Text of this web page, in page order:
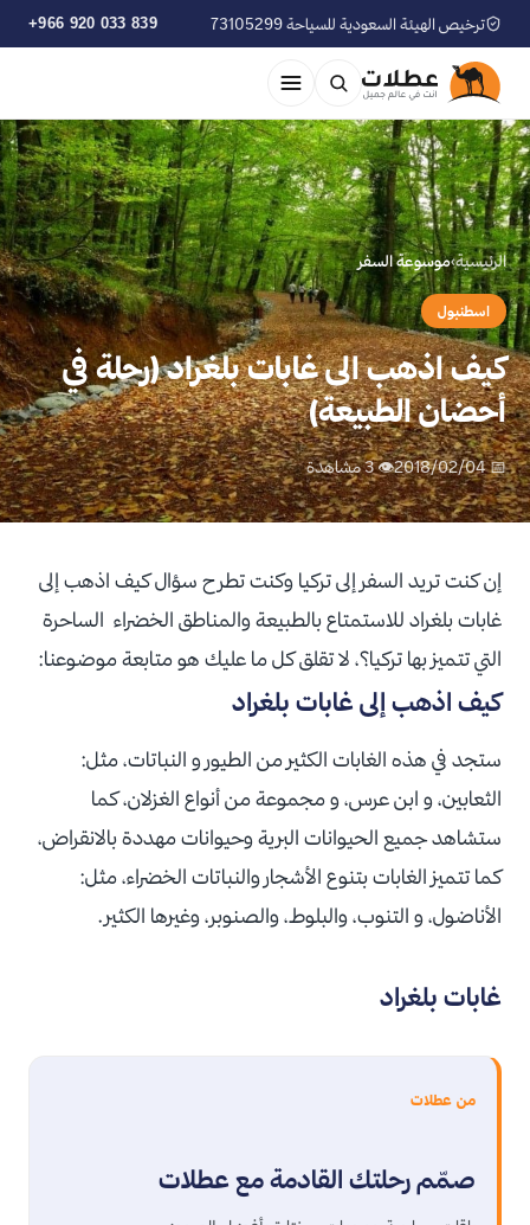
ترخيص الهيئة السعودية للسياحة 73105299 +966 920 033 839
الرئيسية›موسوعة السفر
اسطنبول
كيف اذهب الى غابات بلغراد (رحلة في
أحضان الطبيعة)
📅 2018/02/04 👁 3 مشاهدة
إن كنت تريد السفر إلى تركيا وكنت تطرح سؤال كيف اذهب إلى
غابات بلغراد للاستمتاع بالطبيعة والمناطق الخضراء الساحرة
التي تتميز بها تركيا؟، لا تقلق كل ما عليك هو متابعة موضوعنا:
كيف اذهب إلى غابات بلغراد
ستجد في هذه الغابات الكثير من الطيور و النباتات، مثل:
الثعابين، و ابن عرس، و مجموعة من أنواع الغزلان، كما
ستشاهد جميع الحيوانات البرية وحيوانات مهددة بالانقراض،
كما تتميز الغابات بتنوع الأشجار والنباتات الخضراء، مثل:
الأناضول، و التنوب، والبلوط، والصنوبر، وغيرها الكثير.
غابات بلغراد
من عطلات
صمّم رحلتك القادمة مع عطلات